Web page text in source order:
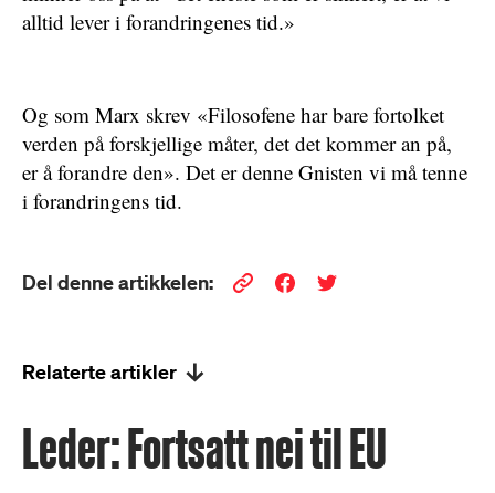
alltid lever i forandringenes tid.»
Og som Marx skrev «Filosofene har bare fortolket
verden på forskjellige måter, det det kommer an på,
er å forandre den». Det er denne Gnisten vi må tenne
i forandringens tid.
Del denne artikkelen:
Relaterte artikler
Leder: Fortsatt nei til EU